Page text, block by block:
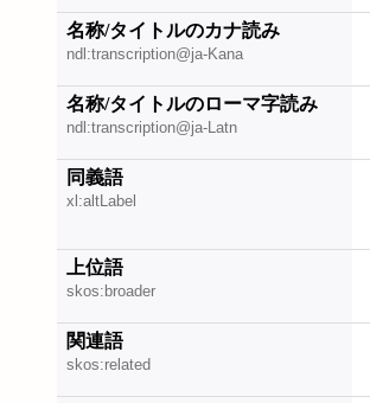
名称/タイトルのカナ読み
ndl:transcription@ja-Kana
名称/タイトルのローマ字読み
ndl:transcription@ja-Latn
同義語
xl:altLabel
上位語
skos:broader
関連語
skos:related